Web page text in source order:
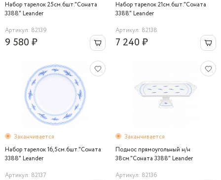
Набор тарелок 25см.6шт."Соната
3388" Leander
Артикул: 82139
9 580 ₽
Набор тарелок 21см.6шт."Соната
3388" Leander
Артикул: 82138
7 240 ₽
Заканчивается
Набор тарелок 16,5см.6шт."Соната
3388" Leander
Артикул: 82137
Заканчивается
Поднос прямоугольный н/н
38см."Соната 3388" Leander
Артикул: 82136